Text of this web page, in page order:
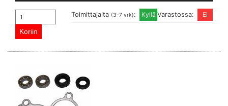
Varastossa:
Toimittajalta (3-7 vrk):